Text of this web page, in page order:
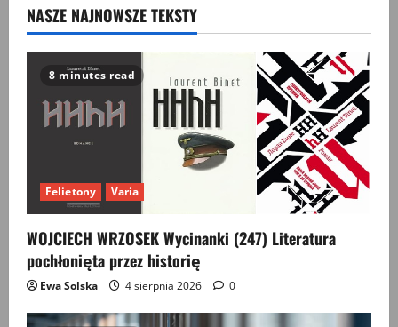
(10)
Fałszerka
i
mikrostudia
bigamii
NASZE NAJNOWSZE TEKSTY
8 minutes read
Felietony Varia
WOJCIECH WRZOSEK Wycinanki (247) Literatura
pochłonięta przez historię
Ewa Solska 4 sierpnia 2026 0